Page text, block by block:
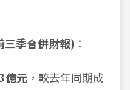
三季合併財報) ：
億元 ，較去年同期成